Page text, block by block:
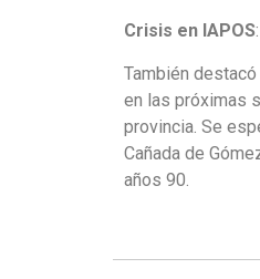
Crisis en IAPOS
También
en las próximas
provincia. Se
Cañada de
años 90.